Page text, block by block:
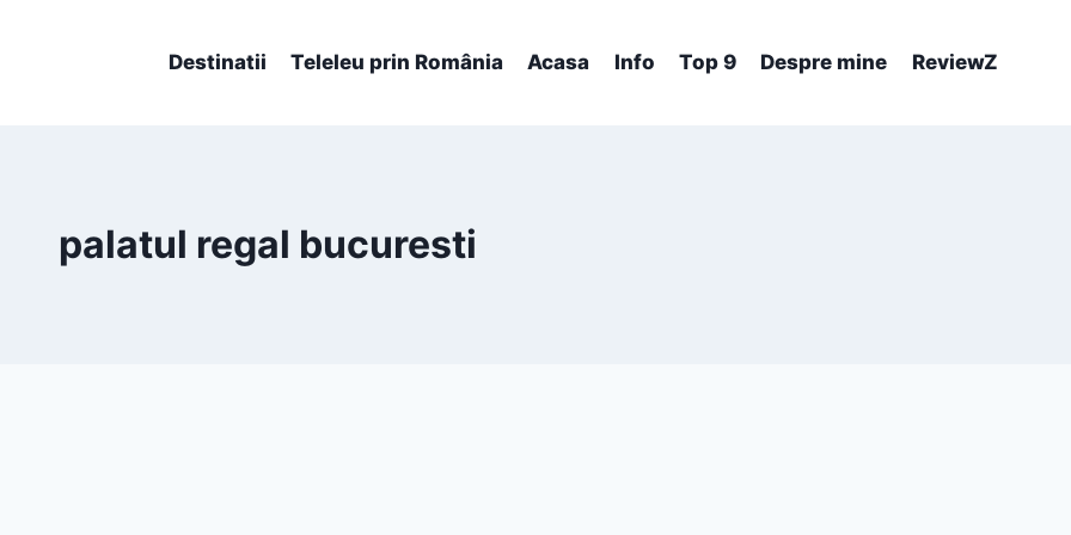
Destinatii Teleleu prin România Acasa Info Top 9 Despre mine ReviewZ
palatul regal bucuresti